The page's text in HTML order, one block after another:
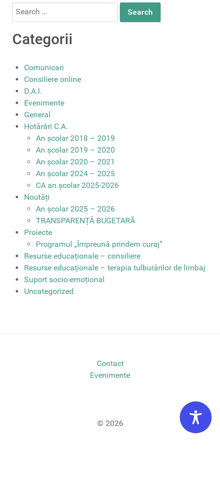
Search
Categorii
Comunicari
Consiliere online
D.A.I.
Evenimente
General
Hotărâri C.A.
An școlar 2018 – 2019
An școlar 2019 – 2020
An școlar 2020 – 2021
An școlar 2024 – 2025
CA an școlar 2025-2026
Noutăți
An școlar 2025 – 2026
TRANSPARENȚĂ BUGETARĂ
Proiecte
Programul „Împreună prindem curaj”
Resurse educaționale – consiliere
Resurse educaționale – terapia tulburărilor de limbaj
Suport socio-emoțional
Uncategorized
Contact
Evenimente
© 2026